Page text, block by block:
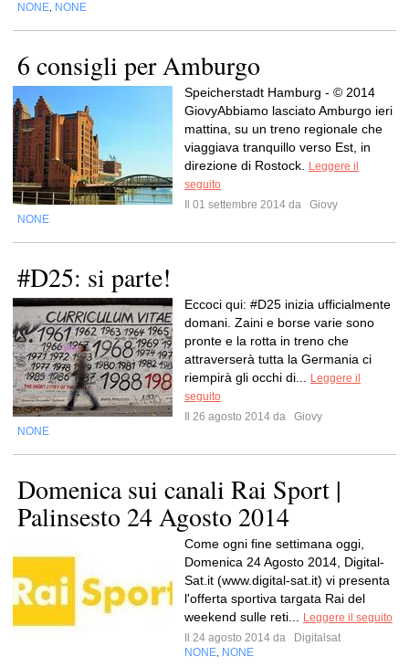
NONE NONE
6 consigli per Amburgo
Speicherstadt Hamburg - © 2014
GiovyAbbiamo lasciato Amburgo ieri
mattina, su un treno regionale che
viaggiava tranquillo verso Est, in
direzione di Rostock.
Leggere il
seguito
Il 01 settembre 2014 da
Giovy
NONE
#D25: si parte!
Eccoci qui: #D25 inizia ufficialmente
domani. Zaini e borse varie sono
pronte e la rotta in treno che
attraverserà tutta la Germania ci
riempirà gli occhi di...
Leggere il
seguito
Il 26 agosto 2014 da
Giovy
NONE
Domenica sui canali Rai Sport |
Palinsesto 24 Agosto 2014
Come ogni fine settimana oggi,
Domenica 24 Agosto 2014, Digital-
Sat.it (www.digital-sat.it) vi presenta
l'offerta sportiva targata Rai del
weekend sulle reti...
Leggere il seguito
Il 24 agosto 2014 da
Digitalsat
NONE NONE